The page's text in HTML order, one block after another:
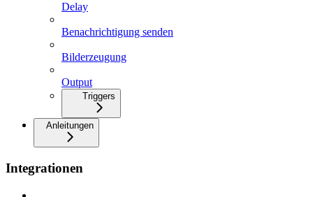
Delay
Benachrichtigung senden
Bilderzeugung
Output
Triggers
Anleitungen
Integrationen